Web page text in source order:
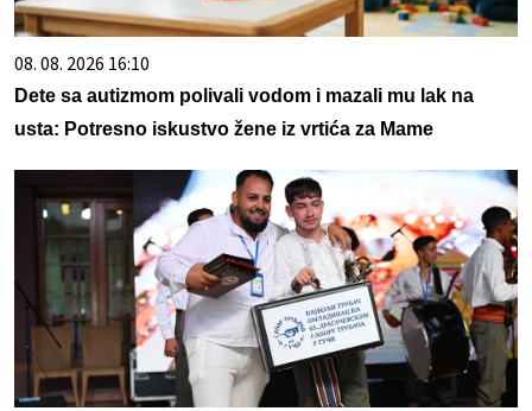
08. 08. 2026 16:10
Dete sa autizmom polivali vodom i mazali mu lak na
usta: Potresno iskustvo žene iz vrtića za Mame